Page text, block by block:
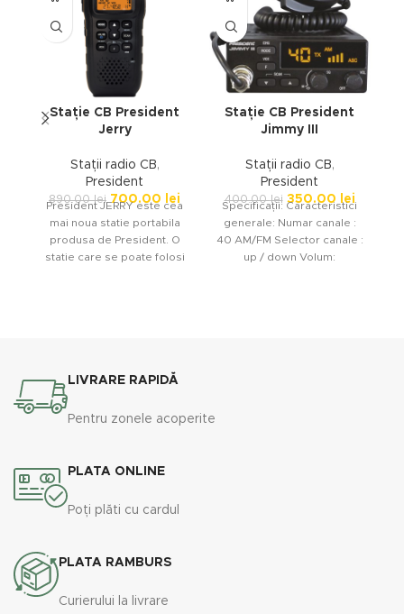
Stație CB President
Jerry
Stații radio CB,
President
890.00lei 700.00 lei
President JERRY este cea
mai noua statie portabila
produsa de President. O
statie care se poate folosi
Stație CB President
Jimmy III
Stații radio CB,
President
400.00lei 350.00 lei
Specificații: Caracteristici
generale: Numar canale :
40 AM/FM Selector canale :
up / down Volum:
LIVRARE RAPIDĂ
Pentru zonele acoperite
PLATA ONLINE
Poți plăti cu cardul
PLATA RAMBURS
Curierului la livrare